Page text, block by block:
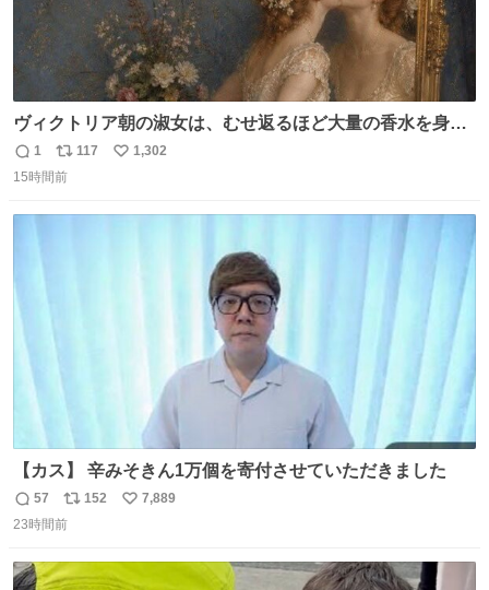
ヴィクトリア朝の淑女は、むせ返るほど大量の香水を身に
つけるものではないとされていた。それでも香水は、髪や
肌の手入れと同じくらい、ヴィクトリア朝の女性達の美容
が知る香水よりも単純な組成で、その大部分は薔薇、菫、
返
信
1
リ
ポ
117
い
1,302
15時間前
【カス】 辛みそきん1万個を寄付させていただきました
返
信
57
リ
ポ
ト
152
い
数
7,889
23時間前